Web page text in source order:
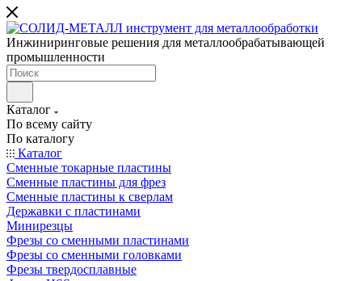
Инжиниринговые решения для металлообрабатывающей
промышленности
Каталог
По всему сайту
По каталогу
Каталог
Сменные токарные пластины
Сменные пластины для фрез
Сменные пластины к сверлам
Державки с пластинами
Минирезцы
Фрезы со сменными пластинами
Фрезы со сменными головками
Фрезы твердосплавные